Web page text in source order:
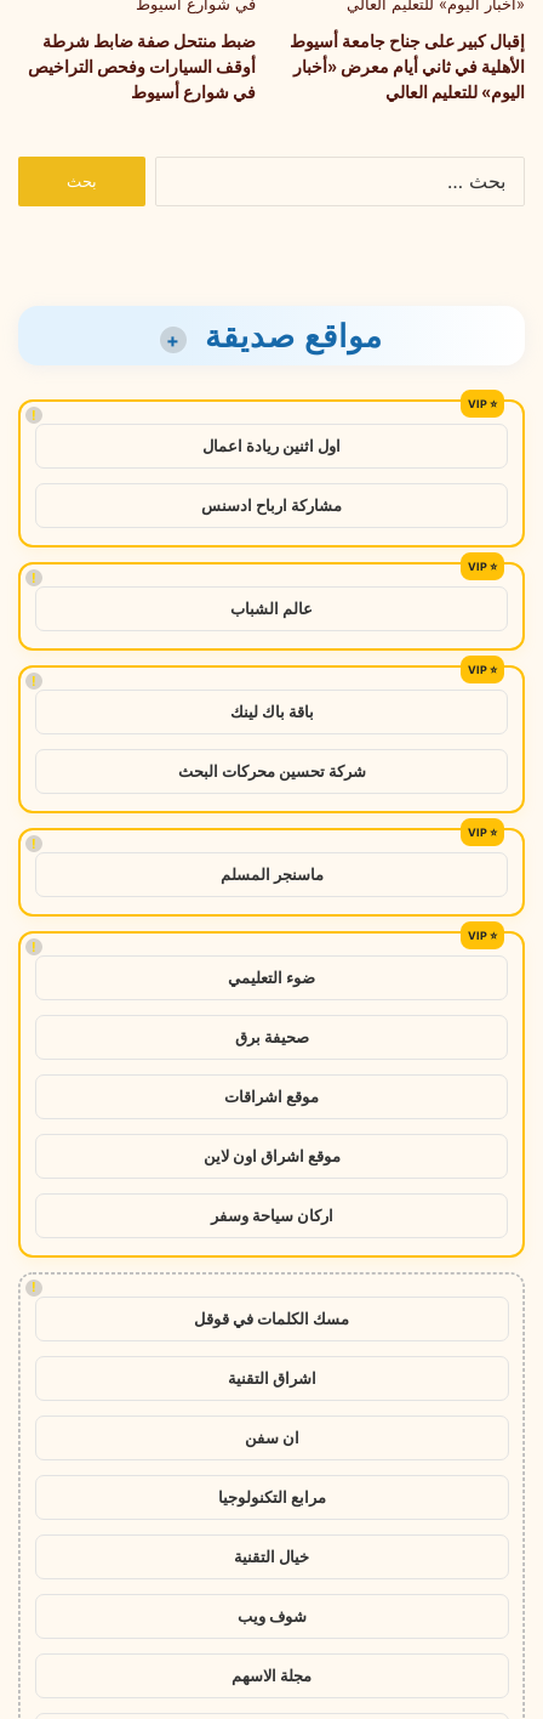
إقبال كبير على جناح جامعة أسيوط
الأهلية في ثاني أيام معرض «أخبار
اليوم» للتعليم العالي
ضبط منتحل صفة ضابط شرطة
أوقف السيارات وفحص التراخيص
في شوارع أسيوط
مواقع صديقة +
!
اول اثنين ريادة اعمال
مشاركة ارباح ادسنس
!
عالم الشباب
!
باقة باك لينك
شركة تحسين محركات البحث
!
ماسنجر المسلم
!
ضوء التعليمي
صحيفة برق
موقع اشراقات
موقع اشراق اون لاين
اركان سياحة وسفر
!
مسك الكلمات في قوقل
اشراق التقنية
ان سفن
مرابع التكنولوجيا
خيال التقنية
شوف ويب
مجلة الاسهم